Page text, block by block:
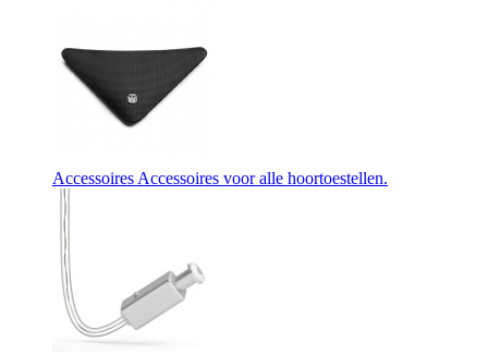
AccessoiresAccessoires voor alle hoortoestellen.